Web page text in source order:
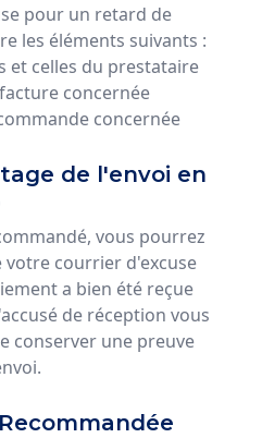
pour un retard de
les éléments suivants :
et celles du prestataire
concernée
concernée
de l'envoi en
vous pourrez
courrier d'excuse
a bien été reçue
de réception vous
conserver une preuve